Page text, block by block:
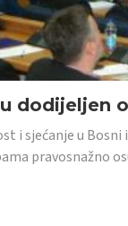
dodijeljen
i sjećanje u
pravosnažno